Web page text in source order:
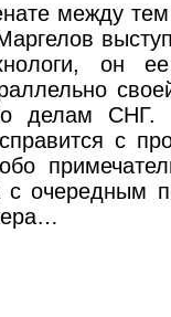
между
он
делам СНГ.
с
с очередным